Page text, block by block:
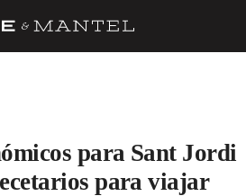
para Sant Jordi
para viajar